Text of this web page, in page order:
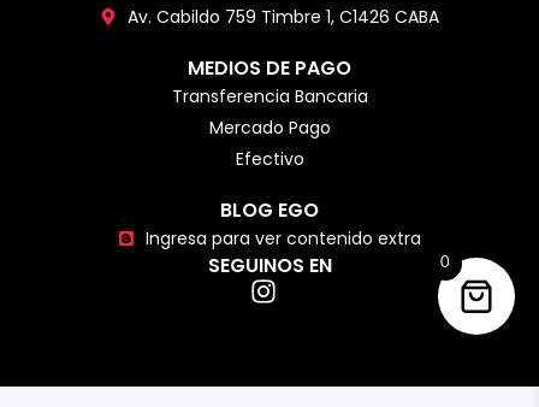
Av. Cabildo 759 Timbre 1, C1426 CABA
MEDIOS DE PAGO
Transferencia Bancaria
Mercado Pago
Efectivo
BLOG EGO
Ingresa para ver contenido extra
SEGUINOS EN 0